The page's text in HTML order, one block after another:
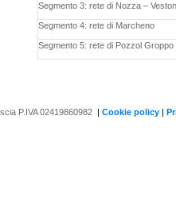
Segmento 3: rete di Nozza –
Segmento 4: rete di Marcheno
Segmento 5: rete di Pozzol Groppo
P.IVA 02419860982 | Cookie policy|